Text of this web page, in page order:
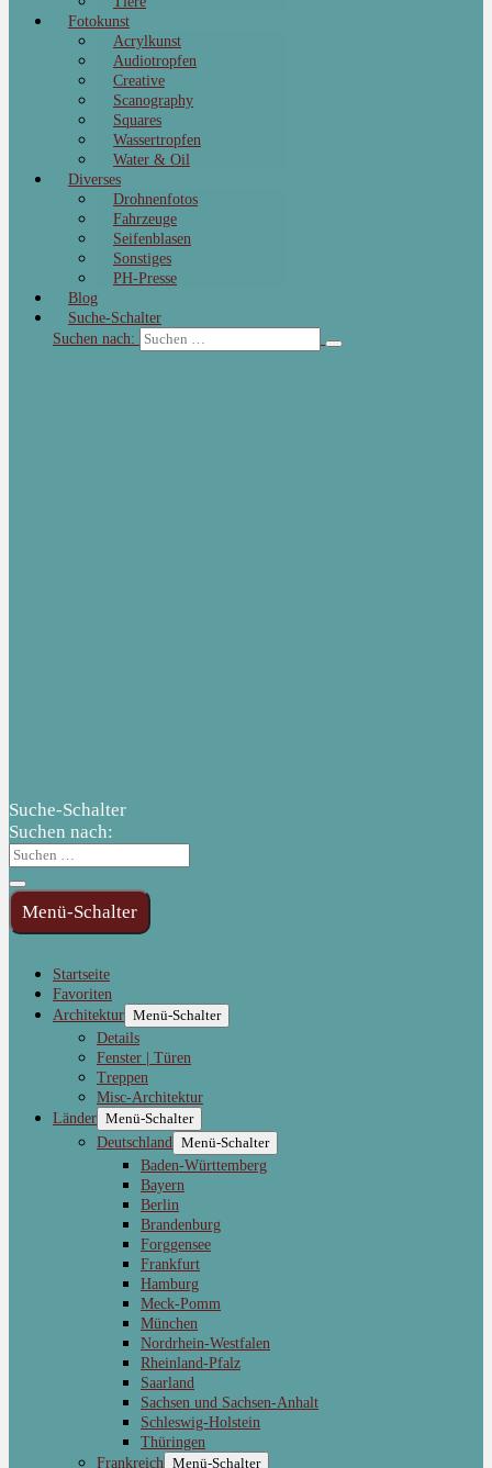
Fotokunst
Acrylkunst
Audiotropfen
Creative
Scanography
Squares
Wassertropfen
Water & Oil
Diverses
Drohnenfotos
Fahrzeuge
Seifenblasen
Sonstiges
PH-Presse
Blog
Suche-Schalter
Suchen nach:
Suche-Schalter
Suchen nach:
Menü-Schalter
Startseite
Favoriten
Architektur Menü-Schalter
Details
Fenster | Türen
Treppen
Misc-Architektur
Länder Menü-Schalter
Deutschland Menü-Schalter
Baden-Württemberg
Bayern
Berlin
Brandenburg
Forggensee
Frankfurt
Hamburg
Meck-Pomm
München
Nordrhein-Westfalen
Rheinland-Pfalz
Saarland
Sachsen und Sachsen-Anhalt
Schleswig-Holstein
Thüringen
Frankreich Menü-Schalter